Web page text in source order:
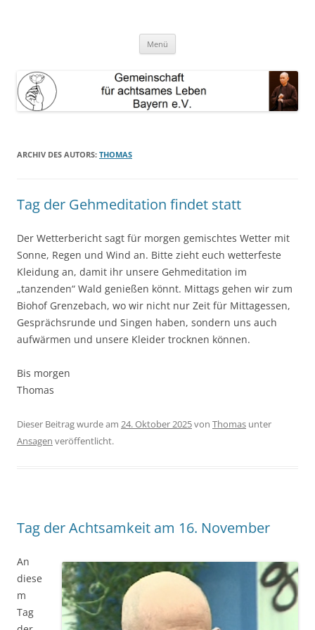
Menü
ARCHIV DES AUTORS: THOMAS
Tag der Gehmeditation findet statt
Der Wetterbericht sagt für morgen gemischtes Wetter mit
Sonne, Regen und Wind an. Bitte zieht euch wetterfeste
Kleidung an, damit ihr unsere Gehmeditation im
„tanzenden“ Wald genießen könnt. Mittags gehen wir zum
Biohof Grenzebach, wo wir nicht nur Zeit für Mittagessen,
Gesprächsrunde und Singen haben, sondern uns auch
aufwärmen und unsere Kleider trocknen können.
Bis morgen
Thomas
Dieser Beitrag wurde am 24. Oktober 2025von Thomas unter
Ansagen veröffentlicht.
Tag der Achtsamkeit am 16. November
An
diese
m
Tag